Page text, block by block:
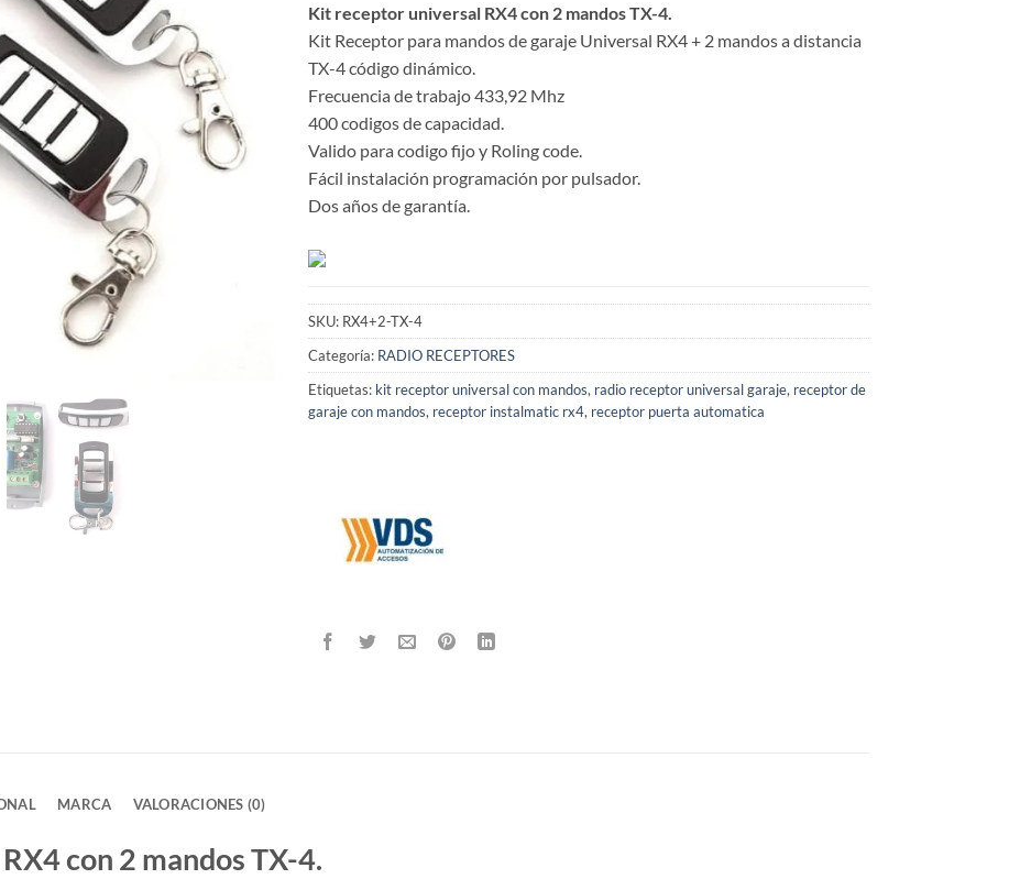
Kit receptor universal RX4 con 2 mandos TX-4.
Kit Receptor para mandos de garaje Universal RX4 + 2 mandos a distancia
TX-4 código dinámico.
Frecuencia de trabajo 433,92 Mhz
400 codigos de capacidad.
Valido para codigo fijo y Roling code.
Fácil instalación programación por pulsador.
Dos años de garantía.
SKU: RX4+2-TX-4
Categoría: RADIO RECEPTORES
Etiquetas: kit receptor universal con mandos, radio receptor universal garaje, receptor de
garaje con mandos, receptor instalmatic rx4, receptor puerta automatica
MARCA VALORACIONES (0)
con 2 mandos TX-4.